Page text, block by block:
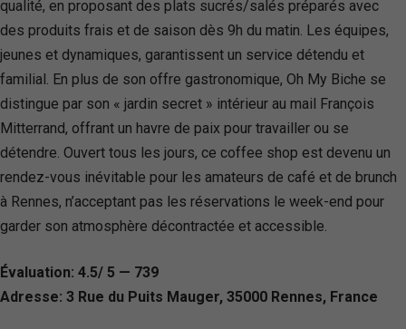
qualité, en proposant des plats sucrés/salés préparés avec
des produits frais et de saison dès 9h du matin. Les équipes,
jeunes et dynamiques, garantissent un service détendu et
familial. En plus de son offre gastronomique, Oh My Biche se
distingue par son « jardin secret » intérieur au mail François
Mitterrand, offrant un havre de paix pour travailler ou se
détendre. Ouvert tous les jours, ce coffee shop est devenu un
rendez-vous inévitable pour les amateurs de café et de brunch
à Rennes, n’acceptant pas les réservations le week-end pour
garder son atmosphère décontractée et accessible.
Évaluation: 4.5/ 5 — 739
Adresse: 3 Rue du Puits Mauger, 35000 Rennes, France